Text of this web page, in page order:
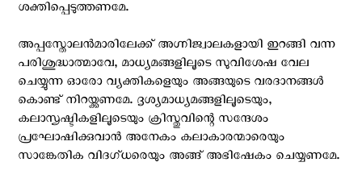
ശക്തിപ്പെടുത്തണമേ.
അപ്പസ്തോലന്‍മാരിലേക്ക് അഗ്നിജ്വാലകളായി ഇറങ്ങി വന്ന
പരിശുദ്ധാത്മാവേ, മാധ്യമങ്ങളിലൂടെ സുവിശേഷ വേല
ചെയ്യുന്ന ഓരോ വ്യക്തികളെയും അങ്ങയുടെ വരദാനങ്ങൾ
കൊണ്ട് നിറയ്ക്കണമേ. ദൃശ്യമാധ്യമങ്ങളിലൂടെയും,
കലാസൃഷ്ടികളിലൂടെയും ക്രിസ്തുവിന്റെ സന്ദേശം
പ്രഘോഷിക്കുവാൻ അനേകം കലാകാരന്മാരെയും
സാങ്കേതിക വിദഗ്ധരെയും അങ്ങ് അഭിഷേകം ചെയ്യണമേ.